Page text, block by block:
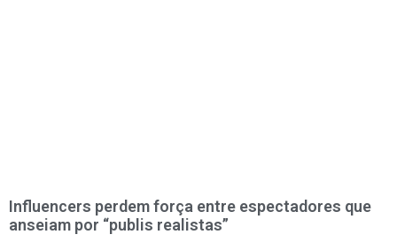
Influencers perdem força entre espectadores que
anseiam por “publis realistas”